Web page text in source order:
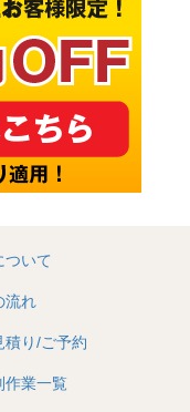
ついて
流れ
積り/ご予約
作業一覧